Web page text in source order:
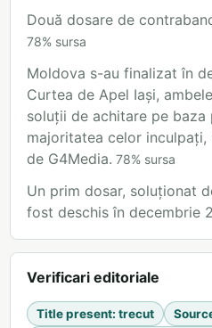
Două dosare de
78% sursa
Moldova s-au finalizat în
Curtea de Apel Iași,
soluții de achitare pe
majoritatea celor
de G4Media. 78% sursa
Un prim dosar, soluționat
fost deschis în decembrie
Verificari editoriale
Title present: trecut